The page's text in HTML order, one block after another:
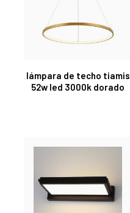
lámpara de techo tiamis
52w led 3000k dorado